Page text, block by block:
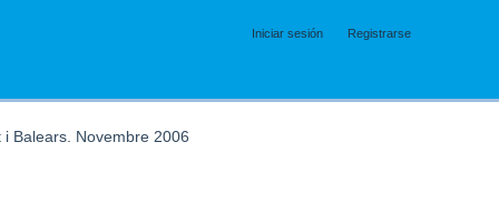
Iniciar sesión Registrarse
i Balears. Novembre 2006